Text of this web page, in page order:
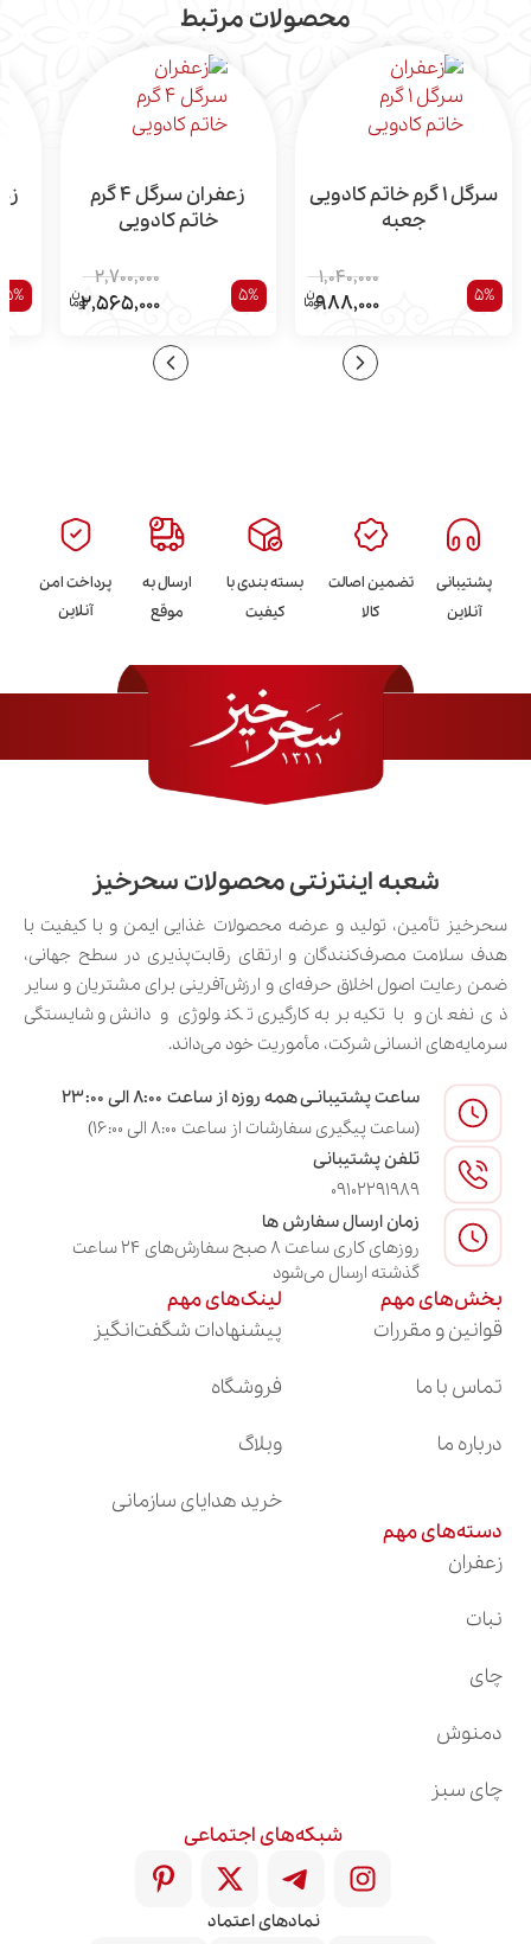
محصولات مرتبط
سرگل 1 گرم خاتم کادویی
جعبه
5%
1,040,000
988,000
زعفران سرگل 4 گرم
خاتم کادویی
5%
2,700,000
2,565,000
5%
پشتیبانی
آنلاین
تضمین اصالت
کالا
بسته بندی با
کیفیت
ارسال به
موقع
پرداخت امن
آنلاین
شعبه اینترنتی محصولات سحرخیز
سحرخیز تأمین، تولید و عرضه محصولات غذایی ایمن و با کیفیت با
هدف سلامت مصرف‌کنندگان و ارتقای رقابت‌پذیری در سطح جهانی،
ضمن رعایت اصول اخلاق حرفه‌ای و ارزش‌آفرینی برای مشتریان و سایر
ذی‌نفعان و با تکیه بر به‌کارگیری تکنولوژی و دانش و شایستگی
سرمایه‌های انسانی شرکت، مأموریت خود می‌داند.
ساعت پشتیبانـی همه روزه از ساعت ۸:۰۰ الی ۲۳:۰۰
(ساعت پیگیری سفارشات از ساعت ۸:۰۰ الی ۱۶:۰۰)
تلفن پشتیبانی
09102291989
زمان ارسال سفارش ها
روزهای کاری ساعت ۸ صبح سفارش‌های ۲۴ ساعت
گذشته ارسال می‌شود
بخش‌های مهم
قوانین و مقررات
تماس با ما
درباره ما
لینک‌های مهم
پیشنهادات شگفت‌انگیز
فروشگاه
وبلاگ
خرید هدایای سازمانی
دسته‌های مهم
زعفران
نبات
چای
دمنوش
چای سبز
شبکه‌های اجتماعی
نمادهای اعتماد